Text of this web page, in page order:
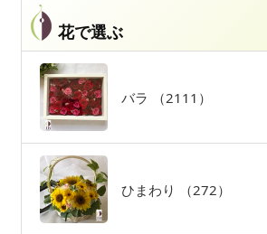
花で選ぶ
バラ （2111）
ひまわり （272）